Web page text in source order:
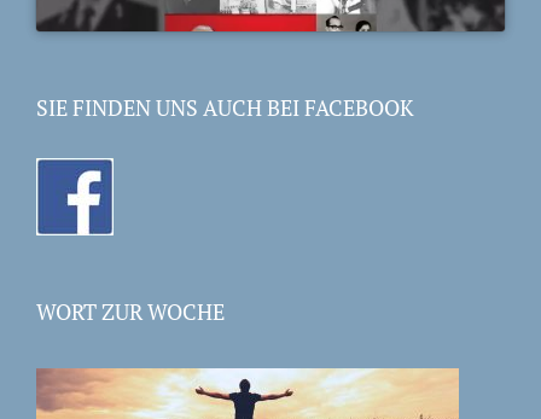
SIE FINDEN UNS AUCH BEI FACEBOOK
WORT ZUR WOCHE